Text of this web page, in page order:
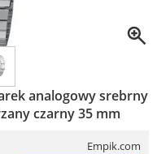
analogowy srebrny
czarny 35 mm
Empik.com